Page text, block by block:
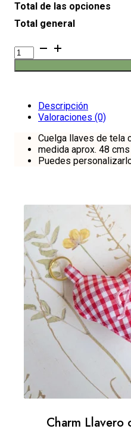
Total de las opciones
Total general
Cuelga
llaves
melocotón
Descripción
Valoraciones (0)
Cuelga llaves de tela
medida aprox. 48 cms
Puedes
Charm Llavero